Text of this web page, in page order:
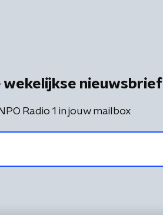
wekelijkse nieuwsbrief
Radio 1 in jouw mailbox